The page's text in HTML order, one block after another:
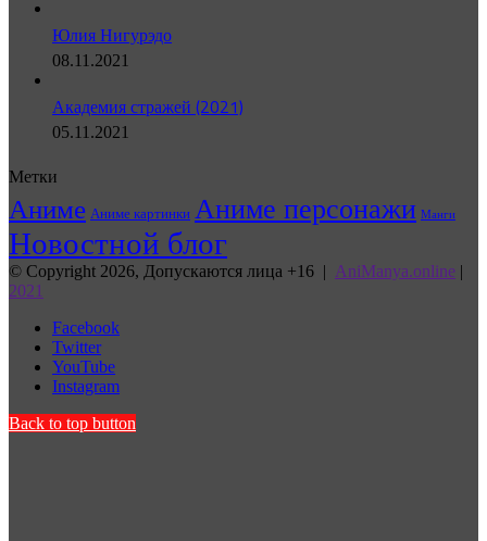
Юлия Нигурэдо
08.11.2021
Академия стражей (2021)
05.11.2021
Метки
Аниме Аниме картинки Аниме персонажи Манги
Новостной блог
© Copyright 2026, Допускаются лица +16 | AniManya.online |
2021
Facebook
Twitter
YouTube
Instagram
Back to top button